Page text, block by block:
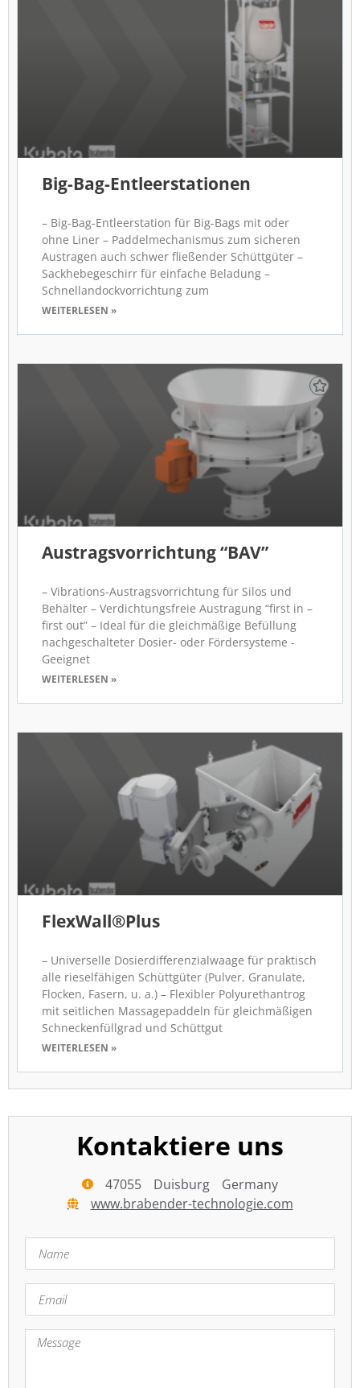
Big-Bag-Entleerstationen
– Big-Bag-Entleerstation für Big-Bags mit oder
ohne Liner – Paddelmechanismus zum sicheren
Austragen auch schwer fließender Schüttgüter –
Sackhebegeschirr für einfache Beladung –
Schnellandockvorrichtung zum
WEITERLESEN »
Austragsvorrichtung “BAV”
– Vibrations-Austragsvorrichtung für Silos und
Behälter – Verdichtungsfreie Austragung “first in –
first out” – Ideal für die gleichmäßige Befüllung
nachgeschalteter Dosier- oder Fördersysteme -
Geeignet
WEITERLESEN »
FlexWall®Plus
– Universelle Dosierdifferenzialwaage für praktisch
alle rieselfähigen Schüttgüter (Pulver, Granulate,
Flocken, Fasern, u. a.) – Flexibler Polyurethantrog
mit seitlichen Massagepaddeln für gleichmäßigen
Schneckenfüllgrad und Schüttgut
WEITERLESEN »
Kontaktiere uns
47055 Duisburg
Germany
www.brabender-technologie.com